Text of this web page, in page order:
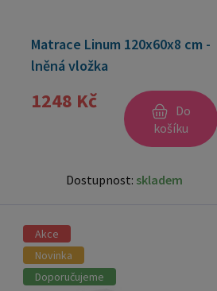
Matrace Linum 120x60x8 cm -
lněná vložka
1248 Kč
Do
košíku
Dostupnost: skladem
Akce
Novinka
Doporučujeme